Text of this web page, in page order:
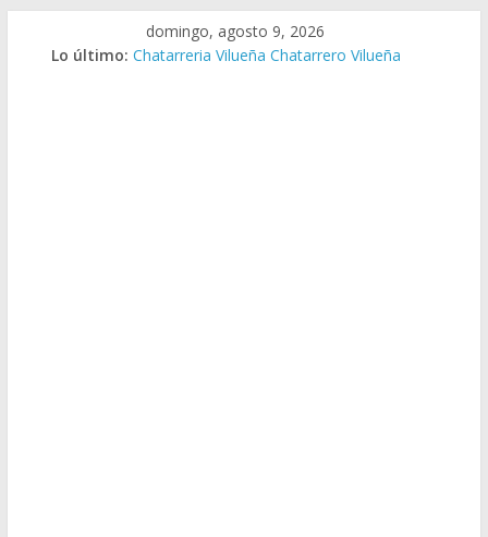
domingo, agosto 9, 2026
Lo último: Chatarreria Vilueña Chatarrero Vilueña